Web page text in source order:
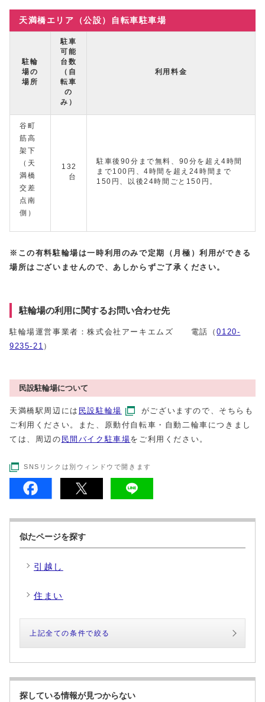
天満橋エリア（公設）自転車駐車場
駐輪
場の
場所
駐車
可能
台数
（自
転車
の
み）
利用料金
谷町
筋高
架下
（天
満橋
交差
点南
側）
132
台
駐車後90分まで無料、90分を超え4時間
まで100円、4時間を超え24時間まで
150円、以後24時間ごと150円。
※この有料駐輪場は一時利用のみで定期（月極）利用ができる
場所はございませんので、あしからずご了承ください。
駐輪場の利用に関するお問い合わせ先
駐輪場運営事業者：株式会社アーキエムズ 電話（0120-
9235-21 ）
民設駐輪場について
天満橋駅周辺には 民設駐輪場
がございますので、そちらも
ご利用ください。また、原動付自転車・自動二輪車につきまし
ては、周辺の 民間バイク駐車場をご利用ください。
SNSリンクは別ウィンドウで開きます
似たページを探す
引越し
住まい
上記全ての条件で絞る
探している情報が見つからない